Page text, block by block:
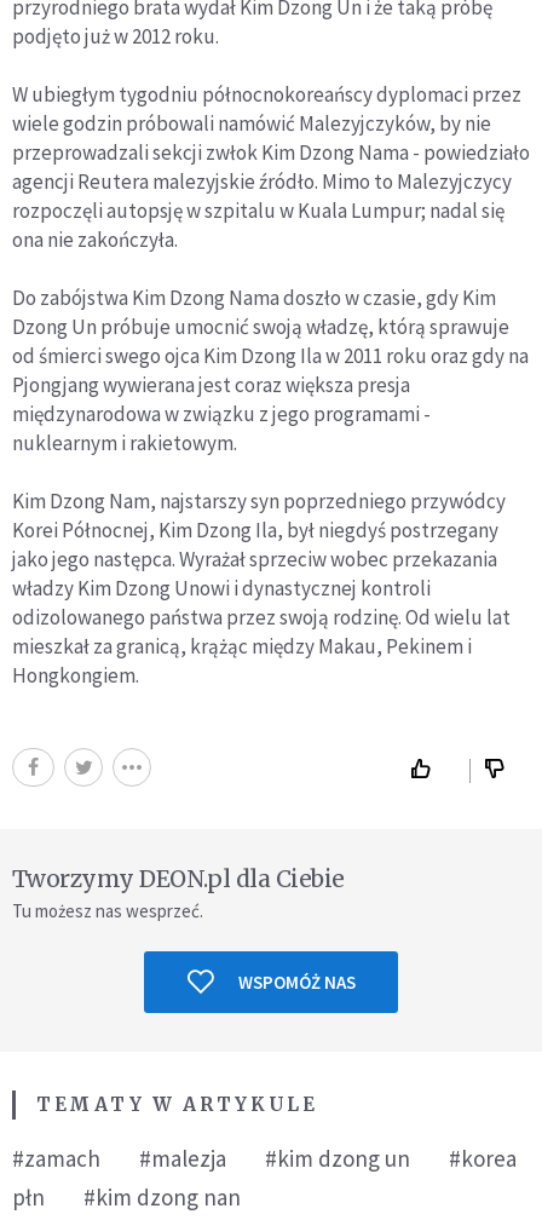
przyrodniego brata wydał Kim Dzong Un i że taką próbę
podjęto już w 2012 roku.
W ubiegłym tygodniu północnokoreańscy dyplomaci przez
wiele godzin próbowali namówić Malezyjczyków, by nie
przeprowadzali sekcji zwłok Kim Dzong Nama - powiedziało
agencji Reutera malezyjskie źródło. Mimo to Malezyjczycy
rozpoczęli autopsję w szpitalu w Kuala Lumpur; nadal się
ona nie zakończyła.
Do zabójstwa Kim Dzong Nama doszło w czasie, gdy Kim
Dzong Un próbuje umocnić swoją władzę, którą sprawuje
od śmierci swego ojca Kim Dzong Ila w 2011 roku oraz gdy na
Pjongjang wywierana jest coraz większa presja
międzynarodowa w związku z jego programami -
nuklearnym i rakietowym.
Kim Dzong Nam, najstarszy syn poprzedniego przywódcy
Korei Północnej, Kim Dzong Ila, był niegdyś postrzegany
jako jego następca. Wyrażał sprzeciw wobec przekazania
władzy Kim Dzong Unowi i dynastycznej kontroli
odizolowanego państwa przez swoją rodzinę. Od wielu lat
mieszkał za granicą, krążąc między Makau, Pekinem i
Hongkongiem.
Tworzymy DEON.pl dla Ciebie
Tu możesz nas wesprzeć.
WSPOMÓŻ NAS
TEMATY W ARTYKULE
#zamach #malezja #kim dzong un
#korea
płn
#kim dzong nan